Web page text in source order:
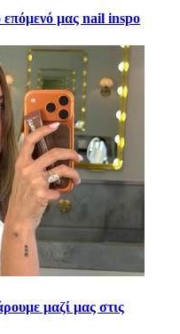
επόμενό μας nail inspo
μαζί μας στις